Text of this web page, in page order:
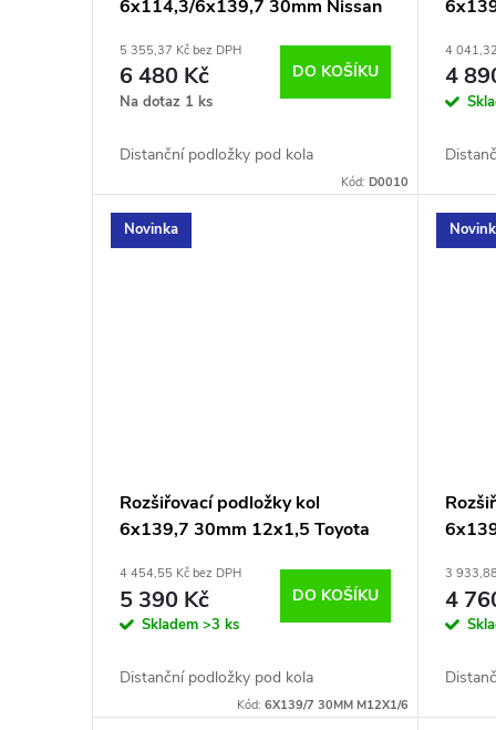
6x114,3/6x139,7 30mm Nissan
5 355,37 Kč bez DPH
6 480 Kč
Na dotaz 1 ks
DO KOŠÍKU
Distanční podložky pod kola
Kód:D0010
4
4
Novinka
Rozšiřovací podložky kol
6x139,7 30mm 12x1,5 Toyota
4 454,55 Kč bez DPH
5 390 Kč
Skladem >3 ks
DO KOŠÍKU
Distanční podložky pod kola
Kód:6X139/7 30MM M12X1/6
3
4